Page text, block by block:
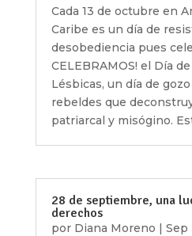
Cada 13 de octubre en
Caribe es un día de
desobediencia pues
CELEBRAMOS! el Día
Lésbicas, un día de
rebeldes que
patriarcal y misógino.
28 de septiembre, una
derechos
por Diana Moreno | Sep